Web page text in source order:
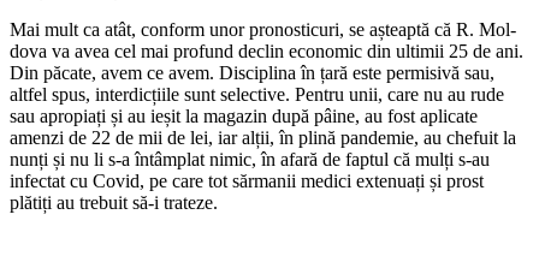
Mai mult ca atât, conform unor pronosticuri, se așteaptă că R. Mol­
dova va avea cel mai profund declin economic din ultimii 25 de ani.
Din păcate, avem ce avem. Disciplina în țară este permisivă sau,
altfel spus, interdicțiile sunt selective. Pentru unii, care nu au rude
sau apropiați și au ieșit la magazin după pâine, au fost aplicate
amenzi de 22 de mii de lei, iar alții, în plină pandemie, au chefuit la
nunți și nu li s-a întâmplat nimic, în afară de faptul că mulți s-au
infectat cu Covid, pe care tot sărmanii medici extenuați și prost
plătiți au trebuit să-i trateze.